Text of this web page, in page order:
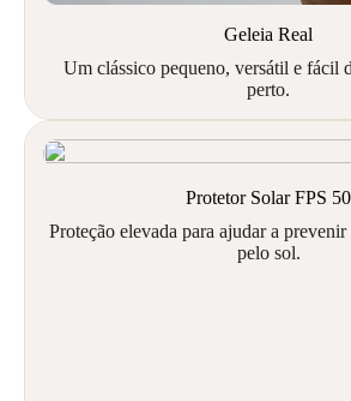
Geleia Real
Um clássico pequeno, versátil e fácil
perto.
Protetor Solar FPS 50
Proteção elevada para ajudar a prevenir
pelo sol.